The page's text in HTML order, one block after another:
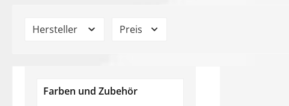
Hersteller Preis
Farben und Zubehör